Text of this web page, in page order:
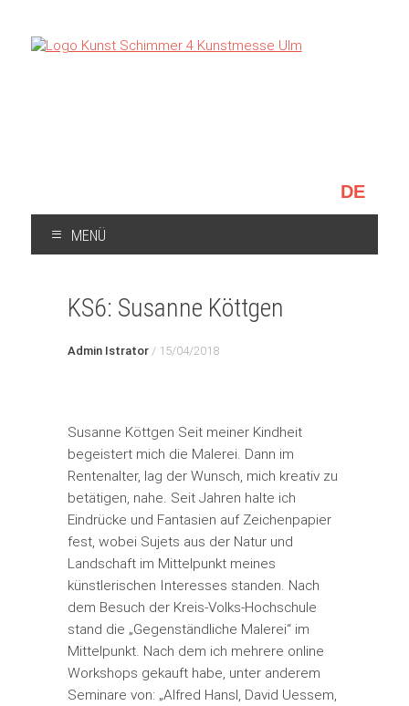
Sprache
auswählen
MENÜ
SPRINGEN
KS6: Susanne Köttgen
Admin Istrator/ 15/04/2018
Susanne Köttgen Seit meiner Kindheit
begeistert mich die Malerei. Dann im
Rentenalter, lag der Wunsch, mich kreativ zu
betätigen, nahe. Seit Jahren halte ich
Eindrücke und Fantasien auf Zeichenpapier
fest, wobei Sujets aus der Natur und
Landschaft im Mittelpunkt meines
künstlerischen Interesses standen. Nach
dem Besuch der Kreis-Volks-Hochschule
stand die „Gegenständliche Malerei“ im
Mittelpunkt. Nach dem ich mehrere online
Workshops gekauft habe, unter anderem
Seminare von: „Alfred Hansl, David Uessem,